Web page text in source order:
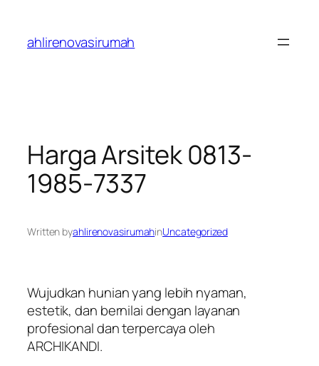
content
ahlirenovasirumah
Harga Arsitek 0813-
1985-7337
Written byahlirenovasirumahinUncategorized
Wujudkan hunian yang lebih nyaman,
estetik, dan bernilai dengan layanan
profesional dan terpercaya oleh
ARCHIKANDI.